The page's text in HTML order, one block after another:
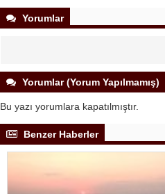
Yorumlar
Yorumlar (Yorum Yapılmamış)
Bu yazı yorumlara kapatılmıştır.
Benzer Haberler